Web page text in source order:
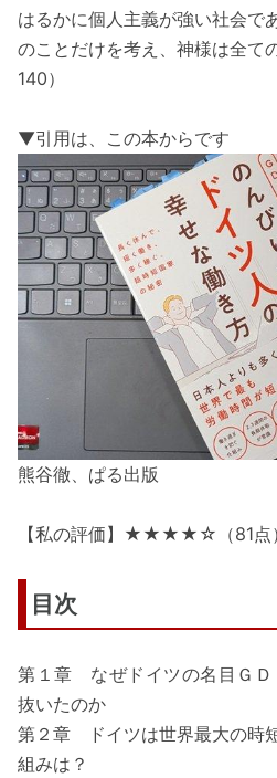
はるかに個人主義が強い社会で
のことだけを考え、神様は全て
140）
▼引用は、この本からです
熊谷徹、ぱる出版
【私の評価】★★★★☆（81点）
目次
第１章 なぜドイツの名目ＧＤ
抜いたのか
第２章 ドイツは世界最大の時
組みは？